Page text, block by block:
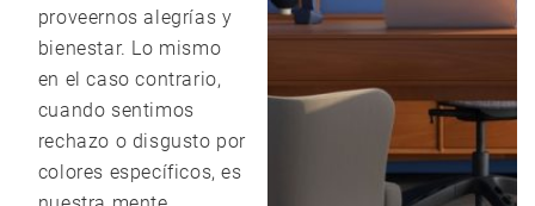
proveernos alegrías y
bienestar. Lo mismo
en el caso contrario,
cuando sentimos
rechazo o disgusto por
colores específicos, es